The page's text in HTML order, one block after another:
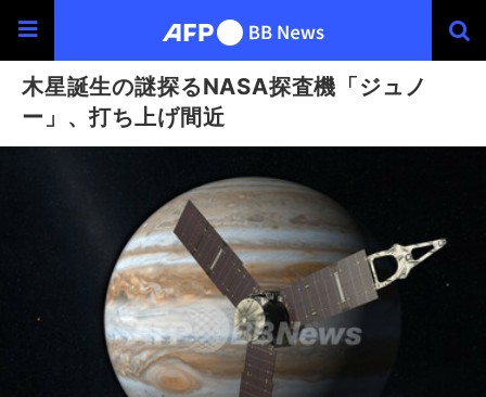
木星誕生の謎探るNASA探査機「ジュノ
ー」、打ち上げ間近